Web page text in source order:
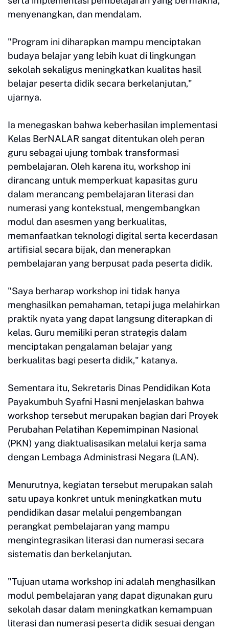
menyenangkan, dan mendalam.
"Program ini diharapkan mampu menciptakan
budaya belajar yang lebih kuat di lingkungan
sekolah sekaligus meningkatkan kualitas hasil
belajar peserta didik secara berkelanjutan,"
ujarnya.
Ia menegaskan bahwa keberhasilan implementasi
Kelas BerNALAR sangat ditentukan oleh peran
guru sebagai ujung tombak transformasi
pembelajaran. Oleh karena itu, workshop ini
dirancang untuk memperkuat kapasitas guru
dalam merancang pembelajaran literasi dan
numerasi yang kontekstual, mengembangkan
modul dan asesmen yang berkualitas,
memanfaatkan teknologi digital serta kecerdasan
artifisial secara bijak, dan menerapkan
pembelajaran yang berpusat pada peserta didik.
"Saya berharap workshop ini tidak hanya
menghasilkan pemahaman, tetapi juga melahirkan
praktik nyata yang dapat langsung diterapkan di
kelas. Guru memiliki peran strategis dalam
menciptakan pengalaman belajar yang
berkualitas bagi peserta didik," katanya.
Sementara itu, Sekretaris Dinas Pendidikan Kota
Payakumbuh Syafni Hasni menjelaskan bahwa
workshop tersebut merupakan bagian dari Proyek
Perubahan Pelatihan Kepemimpinan Nasional
(PKN) yang diaktualisasikan melalui kerja sama
dengan Lembaga Administrasi Negara (LAN).
Menurutnya, kegiatan tersebut merupakan salah
satu upaya konkret untuk meningkatkan mutu
pendidikan dasar melalui pengembangan
perangkat pembelajaran yang mampu
mengintegrasikan literasi dan numerasi secara
sistematis dan berkelanjutan.
"Tujuan utama workshop ini adalah menghasilkan
modul pembelajaran yang dapat digunakan guru
sekolah dasar dalam meningkatkan kemampuan
literasi dan numerasi peserta didik sesuai dengan